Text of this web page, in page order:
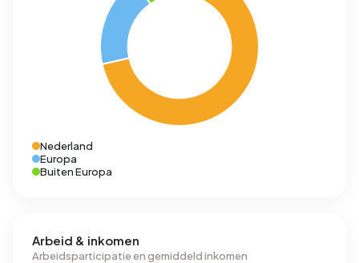
Nederland
Europa
Buiten Europa
Arbeid & inkomen
Arbeidsparticipatie en gemiddeld inkomen